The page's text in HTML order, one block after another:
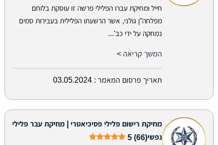
חייל ומחיקת עברו הפלילי פרשה זו עוסקת בלוחם
מפלחה"ן גולני, אשר הרשעתו הפלילית בעבירות סמים
נמחקה על ידי כב'...
המשך קריאה >
תאריך פרסום המאמר : 03.05.2024
מחיקת רישום פלילי פסיכיאטרי | מחיקת עבר פלילי
נפשי5 (66)